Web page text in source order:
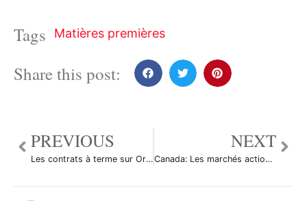
Tags Matières premières
Share this post:
PREVIOUS
Les contrats à terme sur Or ont reculé durant la séance américaine
NEXT
Canada: Les marchés actions finissent en hausse; l’indice S&P/TSX gagne 0,20%